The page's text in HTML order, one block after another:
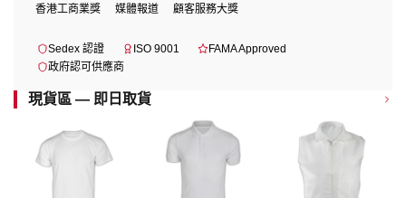
香港工商業獎
媒體報道 顧客服務大獎
Sedex 認證 ISO 9001
FAMA Approved
政府認可供應商
現貨區 — 即日取貨